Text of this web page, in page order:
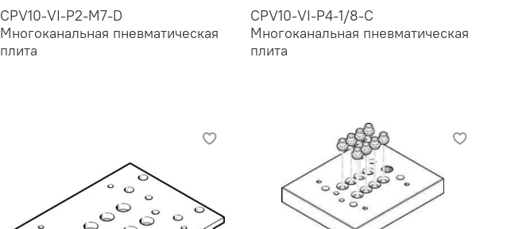
CPV10-VI-P2-M7-D
Многоканальная пневматическая
плита
CPV10-VI-P4-1/8-C
Многоканальная пневматическая
плита